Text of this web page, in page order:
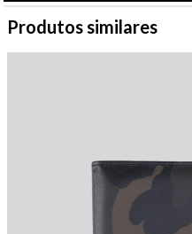
Produtos similares